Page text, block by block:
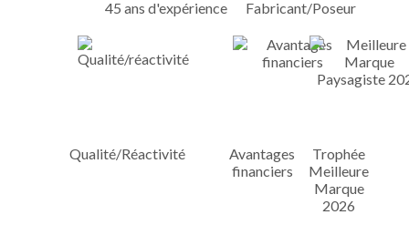
45 ans d'expérience Fabricant/Poseur
Qualité/Réactivité
Avantages
financiers
Trophée
Meilleure
Marque
2026